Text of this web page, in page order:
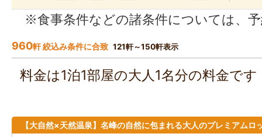
※食事条件などの諸条件については、
960軒 絞込み条件に合致 121軒～150軒表示
料金は1泊1部屋の大人1名分の料金で
【大自然×天然温泉】名峰の自然に包まれる大人のプレミアムロ